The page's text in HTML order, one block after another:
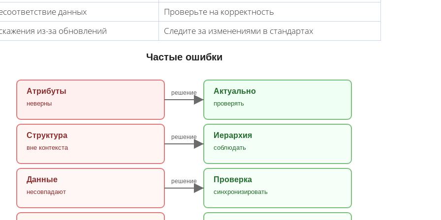
данных
Проверьте на корректность
из-за обновлений
Следите за изменениями в стандартах
Частые ошибки
Атрибуты
неверны
Структура
вне контекста
Данные
несовпадают
Актуально
проверять
Иерархия
соблюдать
Проверка
синхронизировать
решение
решение
решение